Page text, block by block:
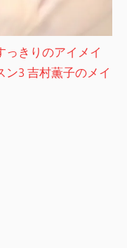
っきりのアイメイ
ン3 吉村薫子のメイ